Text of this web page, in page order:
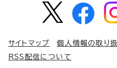
サイトマップ 個人情報の取り
RSS配信について